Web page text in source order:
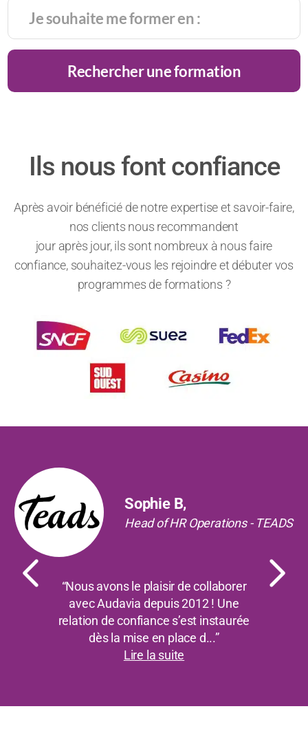
Rechercher une formation
Ils nous font confiance
Après avoir bénéficié de notre expertise et savoir-faire,
nos clients nous recommandent
jour après jour, ils sont nombreux à nous faire
confiance, souhaitez-vous les rejoindre et débuter vos
programmes de formations ?
Sophie B,
Head of HR Operations - TEADS
“Nous avons le plaisir de collaborer
avec Audavia depuis 2012 ! Une
relation de confiance s’est instaurée
dès la mise en place d...”
Lire la suite